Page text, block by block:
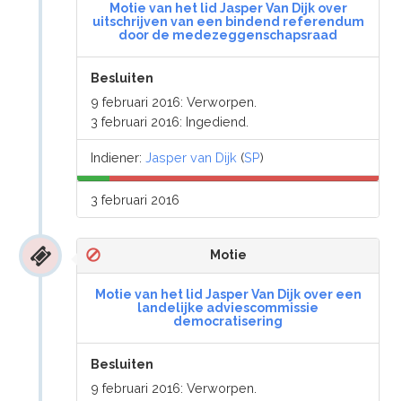
Motie van het lid Jasper Van Dijk over
uitschrijven van een bindend referendum
door de medezeggenschapsraad
Besluiten
9 februari 2016: Verworpen.
3 februari 2016: Ingediend.
Indiener:Jasper van Dijk (SP)
3 februari 2016
Motie
Motie van het lid Jasper Van Dijk over een
landelijke adviescommissie
democratisering
Besluiten
9 februari 2016: Verworpen.